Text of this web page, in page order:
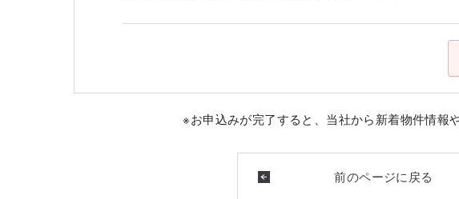
※お申込みが完了すると、当社から新着物件情報